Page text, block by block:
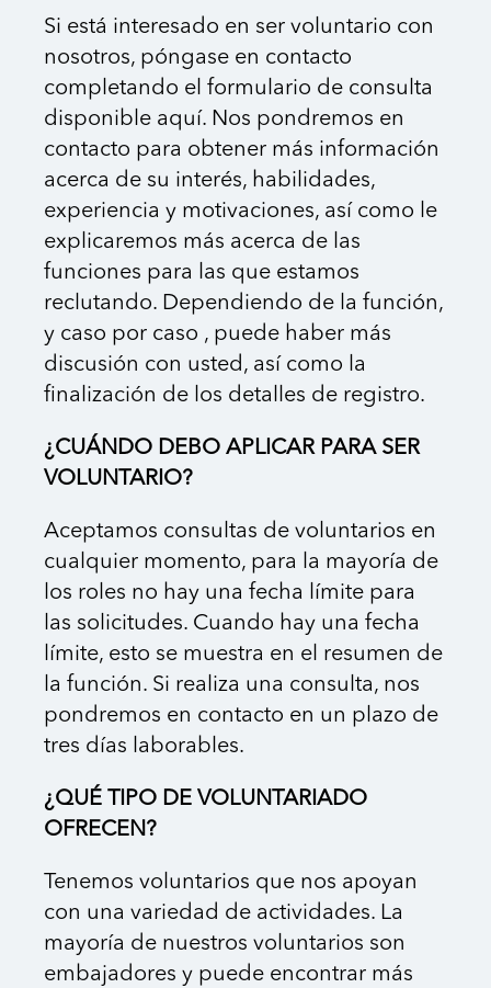
Si está interesado en ser voluntario con
nosotros, póngase en contacto
completando el formulario de consulta
disponible aquí. Nos pondremos en
contacto para obtener más información
acerca de su interés, habilidades,
experiencia y motivaciones, así como le
explicaremos más acerca de las
funciones para las que estamos
reclutando. Dependiendo de la función,
y caso por caso , puede haber más
discusión con usted, así como la
finalización de los detalles de registro.
¿CUÁNDO DEBO APLICAR PARA SER
VOLUNTARIO?
Aceptamos consultas de voluntarios en
cualquier momento, para la mayoría de
los roles no hay una fecha límite para
las solicitudes. Cuando hay una fecha
límite, esto se muestra en el resumen de
la función. Si realiza una consulta, nos
pondremos en contacto en un plazo de
tres días laborables.
¿QUÉ TIPO DE VOLUNTARIADO
OFRECEN?
Tenemos voluntarios que nos apoyan
con una variedad de actividades. La
mayoría de nuestros voluntarios son
embajadores y puede encontrar más